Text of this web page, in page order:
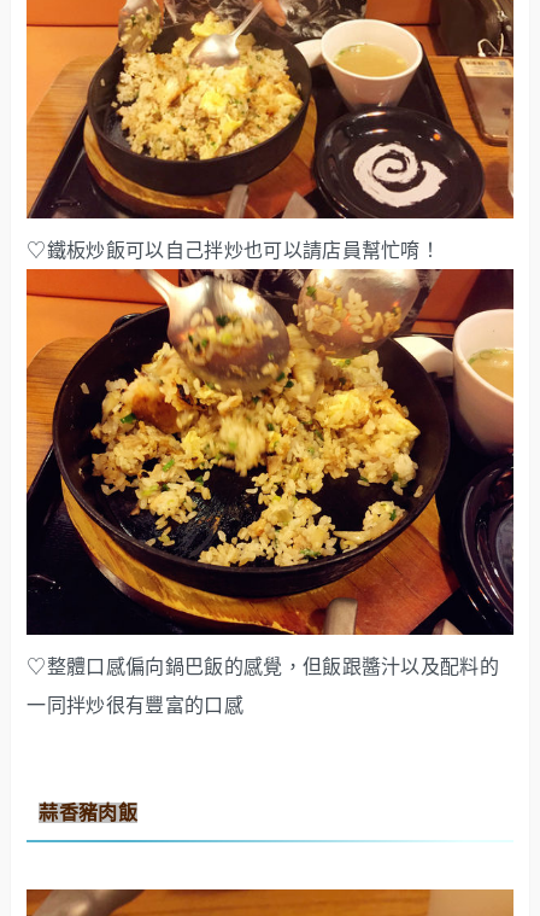
♡鐵板炒飯可以自己拌炒也可以請店員幫忙唷！
♡整體口感偏向鍋巴飯的感覺，但飯跟醬汁以及配料的
一同拌炒很有豐富的口感
蒜香豬肉飯